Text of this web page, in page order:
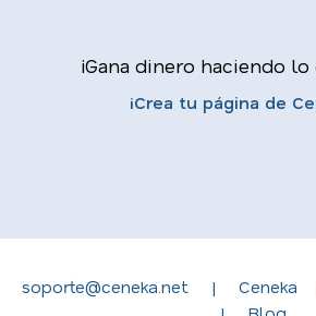
¡Gana dinero haciendo lo
¡Crea tu página de
soporte@ceneka.net | Ceneka